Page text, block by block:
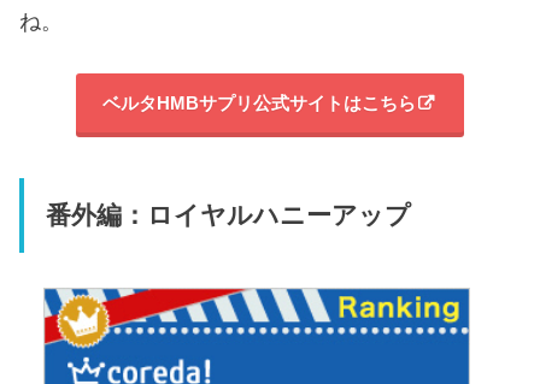
ね。
ベルタHMBサプリ公式サイトはこちら
番外編：ロイヤルハニーアップ